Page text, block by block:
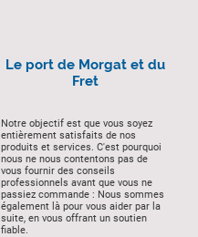
Le port de Morgat et du
Fret
Notre objectif est que vous soyez
entièrement satisfaits de nos
produits et services. C'est pourquoi
nous ne nous contentons pas de
vous fournir des conseils
professionnels avant que vous ne
passiez commande : Nous sommes
également là pour vous aider par la
suite, en vous offrant un soutien
fiable.